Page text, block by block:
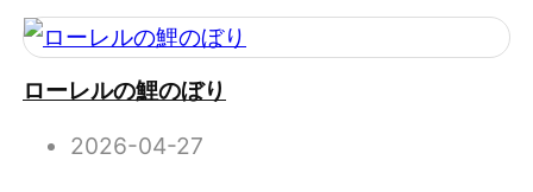
ローレルの鯉のぼり
2026-04-27